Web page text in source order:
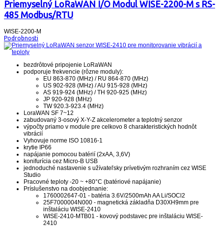
Priemyselný LoRaWAN I/O Modul WISE-2200-M s RS-
485 Modbus/RTU
WISE-2200-M
Podrobnosti
bezdrôtové pripojenie LoRaWAN
podporuje frekvencie (rôzne moduly):
EU 863-870 (MHz) / RU 864-870 (MHz)
US 902-928 (MHz) / AU 915-928 (MHz)
AS 919-924 (MHz) / TH 920-925 (MHz)
JP 920-928 (MHz)
TW 920.3-923.4 (MHz)
LoraWAN SF 7~12
zabudovaný 3-osový X-Y-Z akcelerometer a teplotný senzor
výpočty priamo v module pre celkovo 8 charakteristických hodnôt
vibrácií
Vyhovuje norme ISO 10816-1
krytie IP66
napájanie pomocou batérií (2xAA, 3,6V)
konifurícia cez Micro-B USB
jednoduché nastavenie s užívateľsky prívetivým rozhraním cez WISE
Studio
Pracovné teploty -20 ~ +80°C (batériové napájanie)
Príslušenstvo na doobjednanie:
1760002647-01 - batéria 3.6V/2500mAh AA Li/SOCl2
25F7000004N000 - magnetická základňa D30XH9mm pre
inštaláciu WISE-2410
WISE-2410-MTB01 - kovový podstavec pre inštaláciu WISE-
2410